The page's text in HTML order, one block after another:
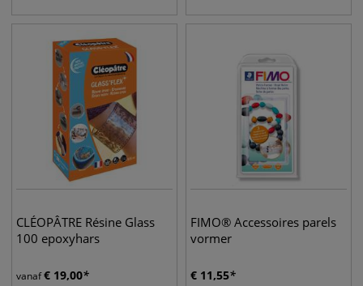
CLÉOPÂTRE Résine Glass
100 epoxyhars
vanaf€ 19,00
FIMO® Accessoires parels
vormer
€ 11,55